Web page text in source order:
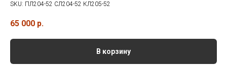
SKU: ПЛ204-52 СЛ204-52 КЛ205-52
65 000 р.
В корзину